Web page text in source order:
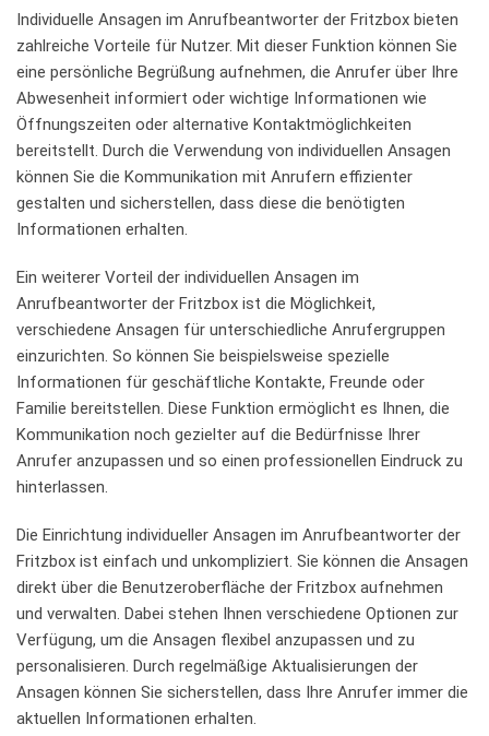
Individuelle Ansagen ​im Anrufbeantworter der Fritzbox bieten
zahlreiche Vorteile für ⁢Nutzer. Mit dieser Funktion können Sie
eine ‌persönliche Begrüßung ⁣aufnehmen,⁣ die ⁣Anrufer​ über Ihre
‌Abwesenheit informiert oder​ wichtige⁢ Informationen ‍wie
Öffnungszeiten oder alternative ⁣Kontaktmöglichkeiten
bereitstellt. Durch die ⁣Verwendung ⁤von individuellen Ansagen
können Sie die Kommunikation mit Anrufern effizienter
‌gestalten und‌ sicherstellen, dass diese die benötigten
Informationen erhalten.
Ein weiterer ​Vorteil​ der‍ individuellen Ansagen im
Anrufbeantworter der Fritzbox ‍ist die Möglichkeit,
verschiedene Ansagen ‌für unterschiedliche Anrufergruppen
einzurichten. So können ⁣Sie ​beispielsweise⁣ spezielle
Informationen für geschäftliche Kontakte, Freunde oder
⁤Familie bereitstellen. Diese Funktion ermöglicht es ​Ihnen, die
⁢Kommunikation noch gezielter ‌auf​ die ‍Bedürfnisse Ihrer
Anrufer ⁣anzupassen und so ‌einen professionellen⁤ Eindruck zu
hinterlassen.
Die Einrichtung individueller Ansagen im Anrufbeantworter der‍
Fritzbox ist einfach⁣ und ⁣unkompliziert. Sie können die Ansagen
direkt über die‍ Benutzeroberfläche der Fritzbox ⁣aufnehmen ​
und verwalten. Dabei stehen ⁣Ihnen verschiedene ‌Optionen zur
Verfügung, ‌um die Ansagen ⁣flexibel anzupassen und zu
personalisieren. Durch regelmäßige Aktualisierungen der​
Ansagen ⁢können Sie sicherstellen, dass Ihre⁤ Anrufer immer die
⁤aktuellen Informationen‍ erhalten.